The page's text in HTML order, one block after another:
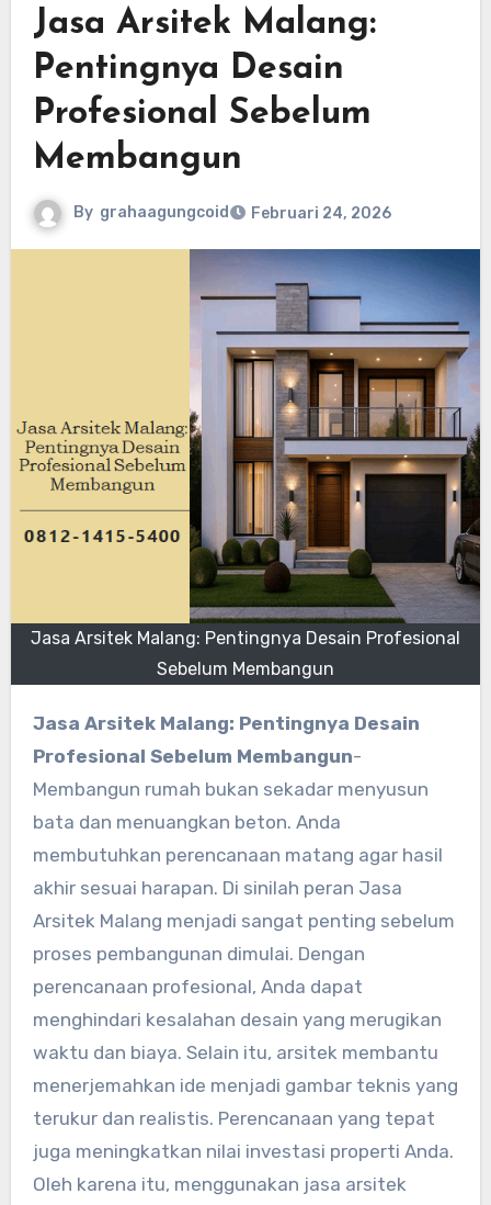
Jasa Arsitek Malang:
Pentingnya Desain
Profesional Sebelum
Membangun
By grahaagungcoid Februari 24, 2026
Jasa Arsitek Malang: Pentingnya Desain Profesional
Sebelum Membangun
Jasa Arsitek Malang: Pentingnya Desain
Profesional Sebelum Membangun-
Membangun rumah bukan sekadar menyusun
bata dan menuangkan beton. Anda
membutuhkan perencanaan matang agar hasil
akhir sesuai harapan. Di sinilah peran Jasa
Arsitek Malang menjadi sangat penting sebelum
proses pembangunan dimulai. Dengan
perencanaan profesional, Anda dapat
menghindari kesalahan desain yang merugikan
waktu dan biaya. Selain itu, arsitek membantu
menerjemahkan ide menjadi gambar teknis yang
terukur dan realistis. Perencanaan yang tepat
juga meningkatkan nilai investasi properti Anda.
Oleh karena itu, menggunakan jasa arsitek